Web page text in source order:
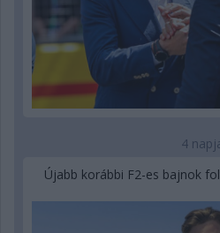
4
Újabb korábbi F2-es bajnok